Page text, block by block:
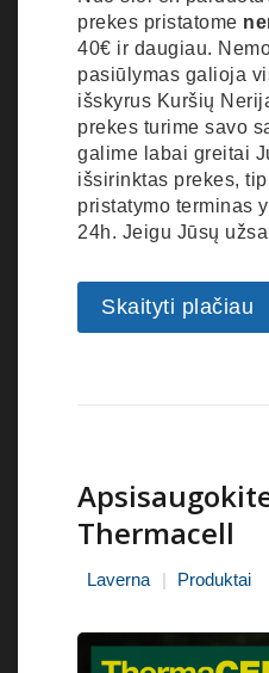
prekes pristatome
40€ ir daugiau.
pasiūlymas galioja
išskyrus Kuršių
prekes turime savo
galime labai greitai
išsirinktas prekes,
pristatymo terminas
24h. Jeigu Jūsų
Skaityti plačiau
Thermacell
Laverna Produktai